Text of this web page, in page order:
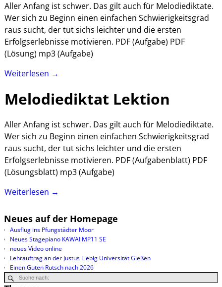
Aller Anfang ist schwer. Das gilt auch für Melodiediktate.
Wer sich zu Beginn einen einfachen Schwierigkeitsgrad
raus sucht, der tut sichs leichter und die ersten
Erfolgserlebnisse motivieren. PDF (Aufgabe) PDF
(Lösung) mp3 (Aufgabe)
Weiterlesen →
Melodiediktat Lektion
Aller Anfang ist schwer. Das gilt auch für Melodiediktate.
Wer sich zu Beginn einen einfachen Schwierigkeitsgrad
raus sucht, der tut sichs leichter und die ersten
Erfolgserlebnisse motivieren. PDF (Aufgabenblatt) PDF
(Lösungsblatt) mp3 (Aufgabe)
Weiterlesen →
Neues auf der Homepage
Ausflug ins Pfungstädter Moor
Neues Stagepiano KAWAI MP11 SE
neues Video online
Lehrauftrag an der Justus Liebig Universität Gießen
Einen Guten Rutsch nach 2026